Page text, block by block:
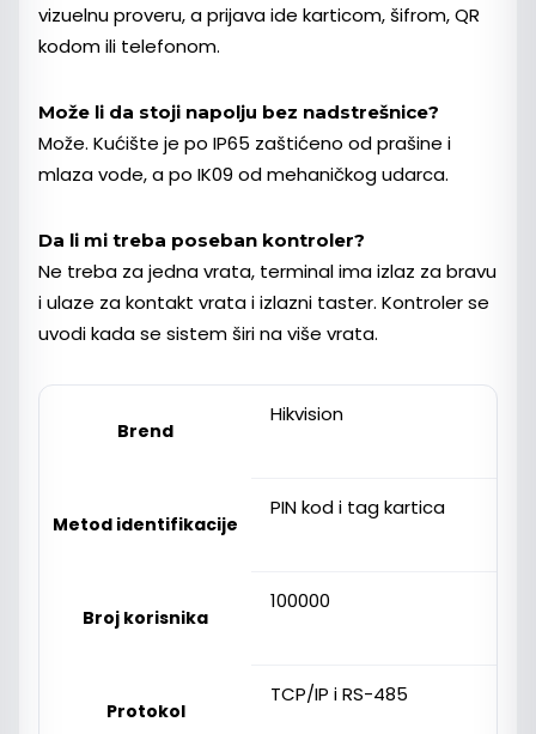
vizuelnu proveru, a prijava ide karticom, šifrom, QR
kodom ili telefonom.
Može li da stoji napolju bez nadstrešnice?
Može. Kućište je po IP65 zaštićeno od prašine i
mlaza vode, a po IK09 od mehaničkog udarca.
Da li mi treba poseban kontroler?
Ne treba za jedna vrata, terminal ima izlaz za bravu
i ulaze za kontakt vrata i izlazni taster. Kontroler se
uvodi kada se sistem širi na više vrata.
Brend
Hikvision
Metod identifikacije
PIN kod i tag kartica
Broj korisnika
100000
Protokol
TCP/IP i RS-485